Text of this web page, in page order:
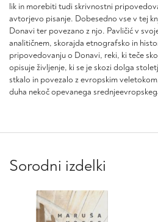
lik in morebiti tudi skrivnostni
avtorjevo pisanje. Dobesedno vse v tej
Donavi ter povezano z njo. Pavličić v
analitičnem, skorajda etnografsko in
pripovedovanju o Donavi, reki, ki teče
opisuje življenje, ki se je skozi dolga
stkalo in povezalo z evropskim
duha nekoč opevanega
Sorodni izdelki